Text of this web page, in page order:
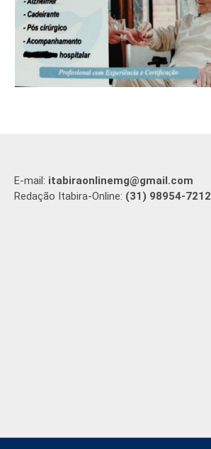
E-mail: itabiraonlinemg@gmail.com
Redação Itabira-Online: (31) 98954-7212